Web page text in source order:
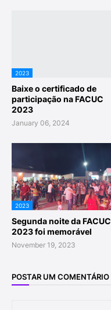
2023
Baixe o certificado de
participação na FACUC
2023
January 06, 2024
2023
Segunda noite da FACUC
2023 foi memorável
November 19, 2023
POSTAR UM COMENTÁRIO